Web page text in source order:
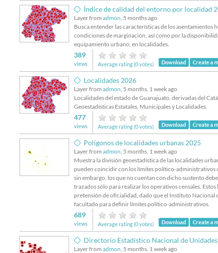
Índice de calidad del entorno por localidad
Layer from admon , 5 months ago
Busca entender las características de los asentamientos
condiciones de marginación, así como por la
equipamiento urbano, en localidades.
389
views Average rating (0 votes) Download Create a
Localidades 2026
Layer from admon , 5 months, 1 week ago
Localidades del estado de Guanajuato, derivadas del
Geoestadísticas Estatales, Municipales y Localidades.
477
views Average rating (0 votes) Download Create a
Polígonos de localidades urbanas 2025
Layer from admon , 5 months, 1 week ago
Muestra la división geoestadística de las localidades
pueden coincidir con los límites político-administrativos
sin embargo, los que no cuentan con dicho sustento
trazados sólo para realizar los operativos censales.
pretensión de oficialidad, dado que el Instituto Nacional
facultado para definir límites político-administrativos.
689
views Average rating (0 votes) Download Create a
Directorio Estadístico Nacional de Unidades
Layer from admon , 5 months, 1 week ago